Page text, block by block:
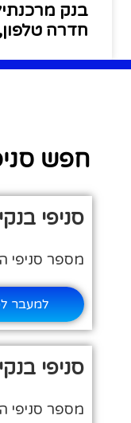
בנק
חדרה
חפש
סניפי
מספר סניפי
למעבר
סניפי
מספר סניפי